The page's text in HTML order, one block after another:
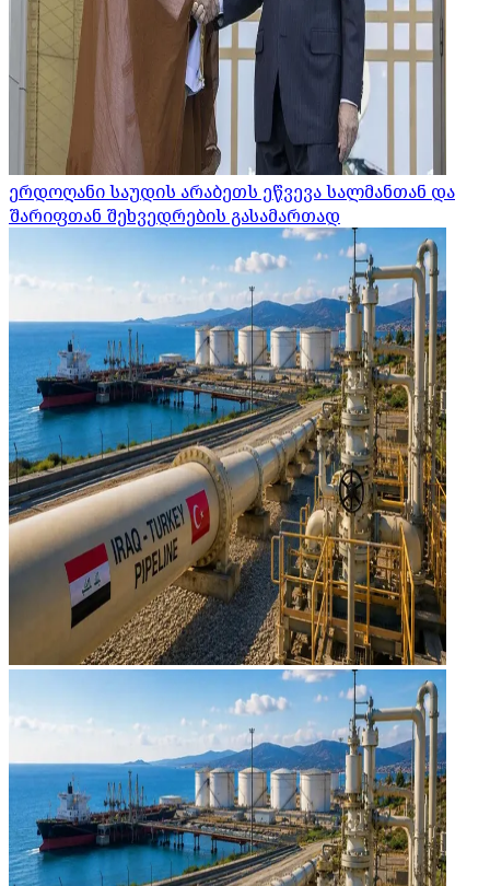
ერდოღანი საუდის არაბეთს ეწვევა სალმანთან და
შარიფთან შეხვედრების გასამართად